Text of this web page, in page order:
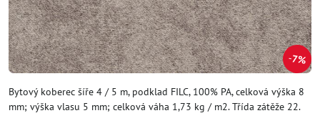
7%
Bytový koberec šíře 4 / 5 m, podklad FILC, 100% PA, celková výška 8
mm; výška vlasu 5 mm; celková váha 1,73 kg / m2. Třída zátěže 22.